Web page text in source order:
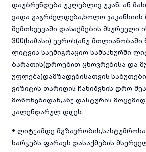
დაუბრუნდება უკლებლივ უკან, ან
ვადა გაგრძელდება,ხოლო ვაკანსიის
შემთხვევაში დასაქმების მსურველი
300(სამასი) ევროს(ანუ
ლიტვის საემიგრაციო სამსახურში
ბარათის(დროებით ცხოვრებისა და
უფლება)დამზადებისათვის
ვიზიტის თარიღის ჩანიშვნის დრო
მოწონებიდან,ანუ დასტურის
კალენდარულ დღეს.
• ლიტვამდე
ხარჯებს ფარავს დასაქმების